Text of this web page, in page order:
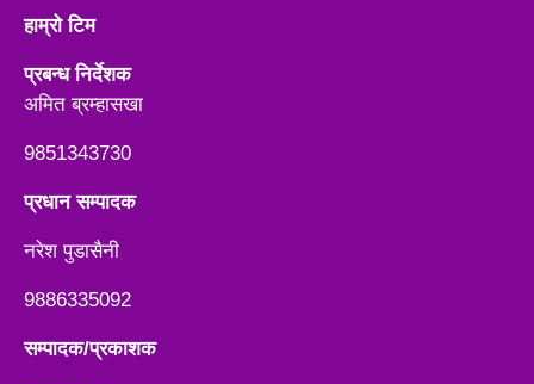
हाम्रो टिम
प्रबन्ध निर्देशक
अमित ब्रम्हासखा
9851343730
प्रधान सम्पादक
नरेश पुडासैनी
9886335092
सम्पादक/प्रकाशक